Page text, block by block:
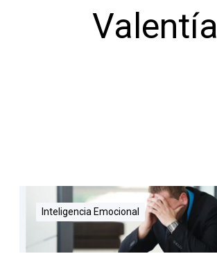
Valentía
Inteligencia Emocional